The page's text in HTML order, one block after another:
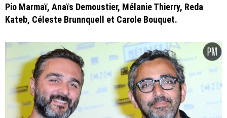
Pio Marmaï, Anaïs Demoustier, Mélanie Thierry, Reda
Kateb, Céleste Brunnquell et Carole Bouquet.